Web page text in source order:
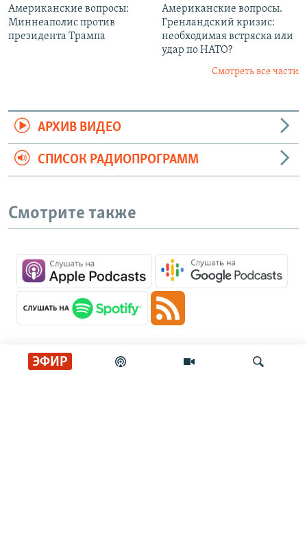
ЭФИР
Американские вопросы:
Миннеаполис против
президента Трампа
Американские вопросы.
Гренландский кризис:
необходимая встряска или
удар по НАТО?
Смотреть все части
АРХИВ ВИДЕО
СПИСОК РАДИОПРОГРАММ
Смотрите также